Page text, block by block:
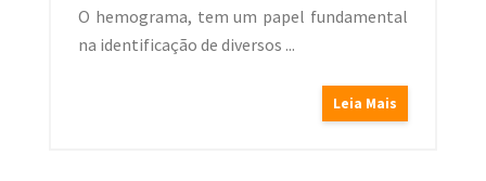
O hemograma, tem um papel fundamental
na identificação de diversos ...
Leia Mais